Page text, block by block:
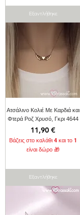
Εξαντλήθηκε
Ατσάλινο Κολιέ Με Καρδιά και
Φτερά Ροζ Χρυσό, Γκρι 4644
Τιμή
11,90 €
Βάζεις στο καλάθι 4 και το 1
είναι δώρο 🎁
Εξαντλήθηκε